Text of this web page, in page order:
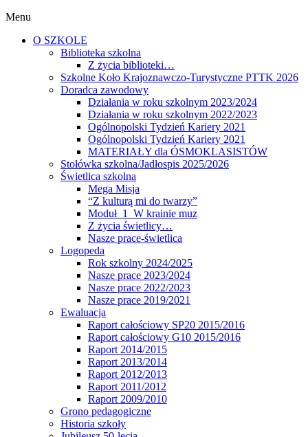
Menu
O SZKOLE
Biblioteka szkolna
Z życia biblioteki…
Szkolne Koło Krajoznawczo-Turystyczne PTTK 2026
Doradca zawodowy
Działania w roku szkolnym 2023/2024
Działania w roku szkolnym 2022/2023
Ogólnopolski Tydzień Kariery 2021
Ogólnopolski Tydzień Kariery 2021
MATERIAŁY dla ÓSMOKLASISTÓW
Stołówka szkolna/Jadłospis 2025/2026
Świetlica szkolna
Mega Misja
“Z kulturą mi do twarzy”
Moduł 1 W krainie muz
Z życia świetlicy…
Nasze prace-świetlica
Logopeda
Rok szkolny 2024/2025
Nasze prace 2023/2024
Nasze prace 2022/2023
Nasze prace 2019/2021
Ewaluacja
Raport całościowy SP20 2015/2016
Raport całościowy G10 2015/2016
Raport 2014/2015
Raport 2013/2014
Raport 2012/2013
Raport 2011/2012
Raport 2009/2010
Grono pedagogiczne
Historia szkoły